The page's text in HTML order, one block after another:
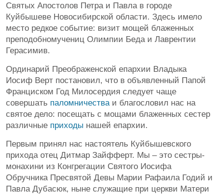
Святых Апостолов Петра и Павла в городе
Куйбышеве Новосибирской области. Здесь имело
место редкое событие: визит мощей блаженных
преподобномучениц Олимпии Беда и Лаврентии
Герасимив.
Ординарий Преображенской епархии Владыка
Иосиф Верт постановил, что в объявленный Папой
Франциском Год Милосердия следует чаще
совершать паломничестваи благословил нас на
святое дело: посещать с мощами блаженных сестер
различные приходы нашей епархии.
Первым принял нас настоятель Куйбышевского
прихода отец Дитмар Зайфферт. Мы – это сестры-
монахини из Конгрегации Святого Иосифа
Обручника Пресвятой Девы Марии Рафаила Годий и
Павла Дубасюк, ныне служащие при церкви Матери